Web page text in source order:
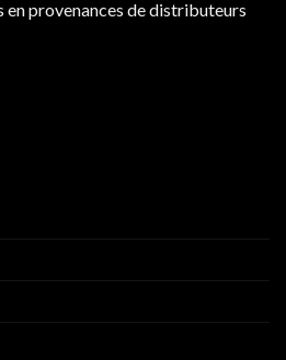
provenances de distributeurs